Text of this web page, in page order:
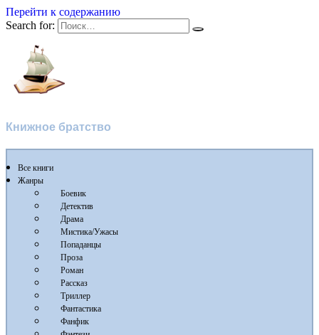
Перейти к содержанию
Search for:
Книжное братство
Все книги
Жанры
Боевик
Детектив
Драма
Мистика/Ужасы
Попаданцы
Проза
Роман
Рассказ
Триллер
Фантастика
Фанфик